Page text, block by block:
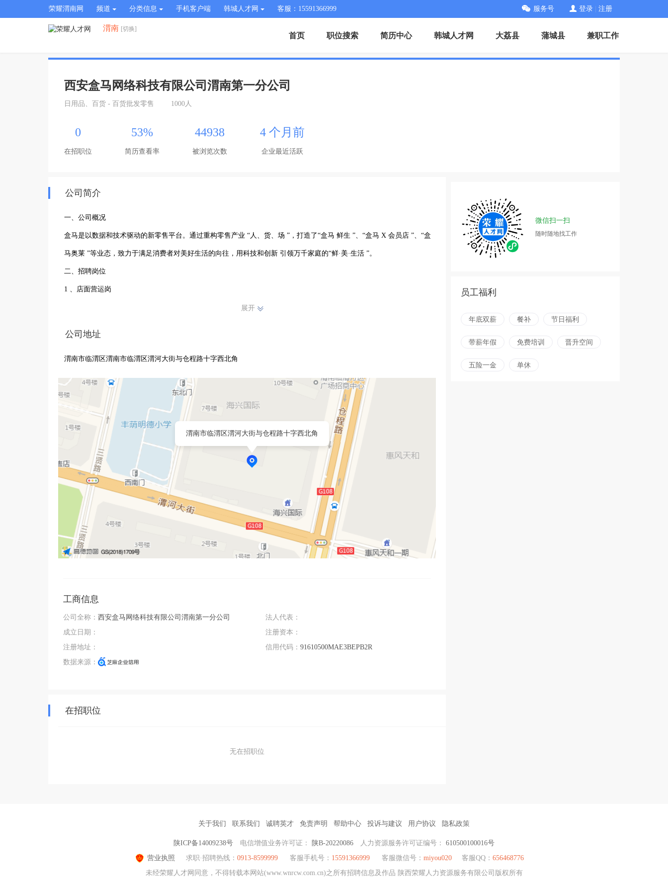
荣耀渭南网 频道 分类信息 手机客户端 韩城人才网 客服：15591366999 服务号 登录 注册
渭南 [切换]
首页 职位搜索 简历中心 韩城人才网 大荔县 蒲城县 兼职工作
西安盒马网络科技有限公司渭南第一分公司
日用品、百货 - 百货批发零售 1000人
0
在招职位
53%
简历查看率
44938
被浏览次数
4 个月前
企业最近活跃
公司简介
一、公司概况
盒马是以数据和技术驱动的新零售平台。通过重构零售产业 “人、货、场 ”，打造了“盒马 鲜生 ”、“盒马 X 会员店 ”、“盒
马奥莱 ”等业态，致力于满足消费者对美好生活的向往，用科技和创新 引领万千家庭的“鲜·美·生活 ”。
二、招聘岗位
1 、店面营运岗
工作职责：负责店面现场运营工作，包括客户体验、试吃面销、食品加工等。
工作职责：负责店仓现场运营工作，包括商品空间陈列、拣货打包、理货上架补货等。 岗位要求：物流管理等相关专业
优先，吃苦耐劳。
三、福利待遇
1 、薪资：提供行业内具有竞争力的薪资待遇；
2 、福利：实习期提供商业保险，外地学生可提供一段时间的住宿，毕业转正后提供五险一金、带薪年 假、餐补、节日礼
金等福利。
3 、学习成长：提供完善的培训体系和资源，帮助你快速学习提升。
展开
公司地址
渭南市临渭区渭南市临渭区渭河大街与仓程路十字西北角
渭南市临渭区渭河大街与仓程路十字西北角
工商信息
公司全称： 西安盒马网络科技有限公司渭南第一分公司
成立日期：
注册地址：
数据来源：
法人代表：
注册资本：
信用代码： 91610500MAE3BEPB2R
在招职位
无在招职位
微信扫一扫
随时随地找工作
员工福利
年底双薪 餐补 节日福利
带薪年假 免费培训 晋升空间
五险一金 单休
关于我们 联系我们 诚聘英才 免责声明 帮助中心 投诉与建议 用户协议 隐私政策
陕ICP备14009238号 电信增值业务许可证： 陕B-20220086 人力资源服务许可证编号： 610500100016号
营业执照
求职·招聘热线： 0913-8599999 客服手机号： 15591366999 客服微信号： miyou020 客服QQ： 656468776
未经荣耀人才网同意，不得转载本网站(www.wnrcw.com.cn)之所有招聘信息及作品 陕西荣耀人力资源服务有限公司版权所有